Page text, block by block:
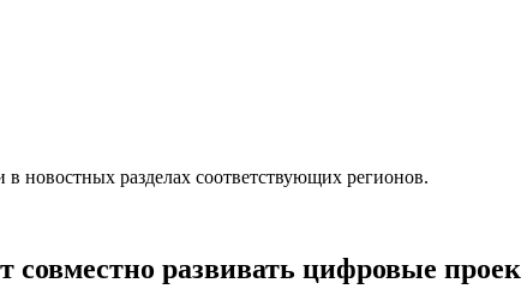
новостных разделах соответствующих регионов.
совместно развивать цифровые